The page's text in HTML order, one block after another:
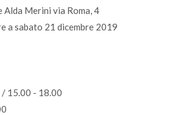
Alda Merini via Roma, 4
a sabato 21 dicembre 2019
15.00 - 18.00